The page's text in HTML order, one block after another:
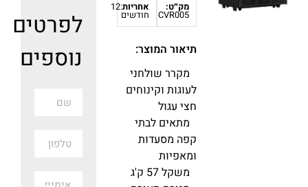
מק״ט:
CVR005
אחריות:12
חודשים
תיאור המוצר:
מקרר שולחני
לעוגות וקינוחים
חצי עגול
מתאים לבתי
קפה מסעדות
ומאפיות
משקל 57 ק'ג
לפרטים
נוספים